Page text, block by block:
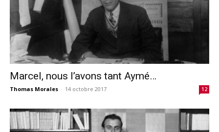
Marcel, nous l’avons tant Aymé…
Thomas Morales - 14 octobre 2017 12